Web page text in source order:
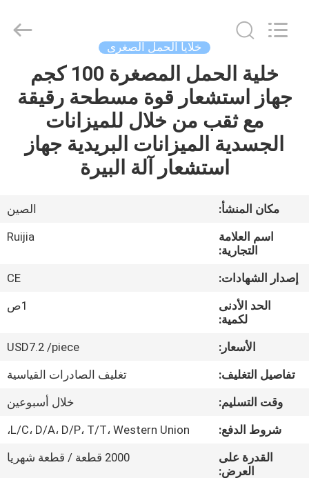
منتجات
أشرطة
معلومات
جولة
المعمل
رقابة
جودة
اتصل
Instruments
خلايا الحمل الصغرى
خلية الحمل المصغرة 100 كجم
جهاز استشعار قوة مسطحة رقيقة
مع ثقب من خلال للميزانات
الجسدية الميزانات البريدية جهاز
استشعار آلة البيرة
مكان المنشأ:
الصين
اسم العلامة
التجارية:
Ruijia
إصدار الشهادات:
CE
الحد الأدنى
لكمية:
1ص
الأسعار:
USD7.2 /piece
تفاصيل التغليف:
تغليف الصادرات القياسية
وقت التسليم:
خلال أسبوعين
شروط الدفع:
L/C، D/A، D/P، T/T، Western Union،
القدرة على
العرض:
2000 قطعة / قطعة شهريا